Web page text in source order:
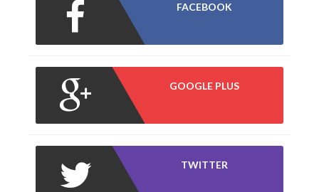
FACEBOOK
GOOGLE PLUS
TWITTER